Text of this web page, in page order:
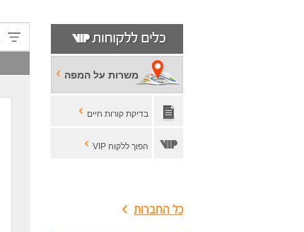
משרות על המפה
בדיקת קורות חיים
הפוך ללקוח VIP
כל החברות